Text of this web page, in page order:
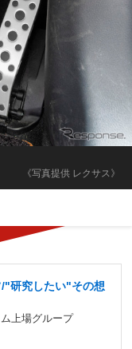
《写真提供 レクサス》
"研究したい"その想
上場グループ